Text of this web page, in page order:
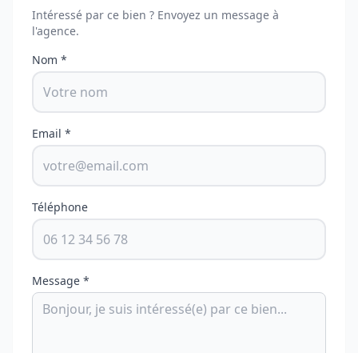
Intéressé par ce bien ? Envoyez un message à
l'agence.
Nom *
Email *
Téléphone
Message *